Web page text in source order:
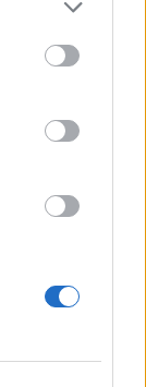
che
mani del
egli fu
Seppur
favorì il
il